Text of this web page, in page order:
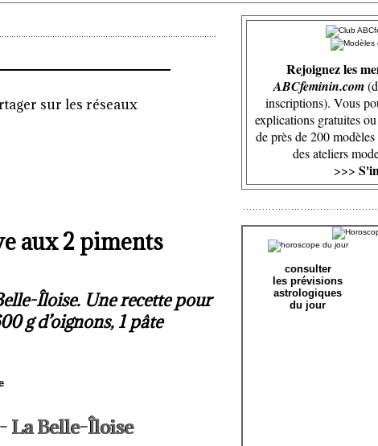
sur les réseaux
aux 2 piments
Îloise. Une recette pour
g d’oignons, 1 pâte
La Belle-Îloise
Rejoignez les
ABCfeminin.com
inscriptions). Vous
explications gratuites
de près de 200
des ateliers
>>>
consulter
les prévisions
astrologiques
du jour